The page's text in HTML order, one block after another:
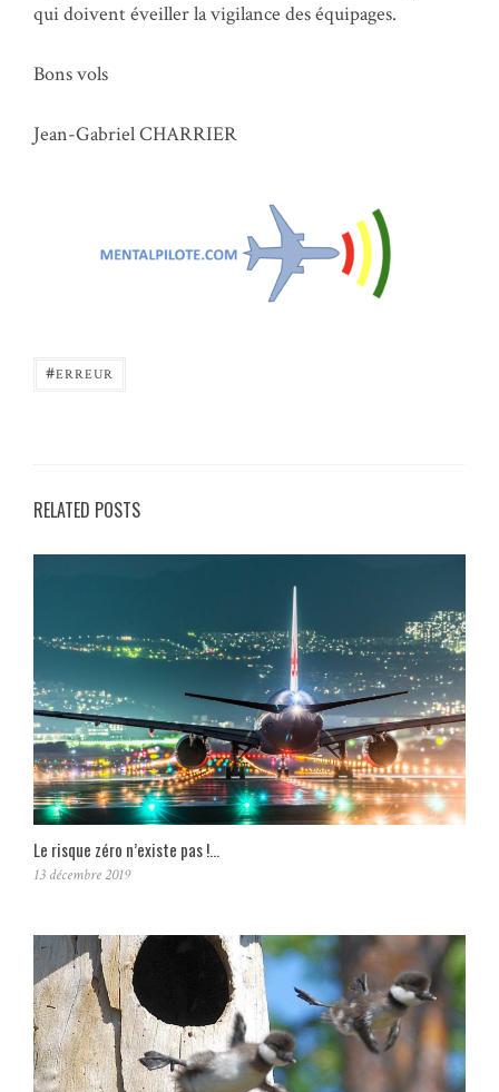
qui doivent éveiller la vigilance des équipages.
Bons vols
Jean-Gabriel CHARRIER
#ERREUR
RELATED POSTS
Le risque zéro n’existe pas !…
13 décembre 2019